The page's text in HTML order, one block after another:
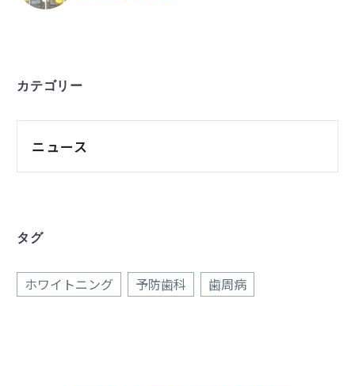
カテゴリー
ニュース
タグ
ホワイトニング 予防歯科 歯周病